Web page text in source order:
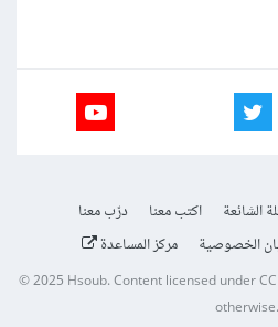
الشائعة اكتب معنا
درّب معنا
الخصوصية مركز المساعدة
© 2025Hsoub.Content licensed under
otherwise.